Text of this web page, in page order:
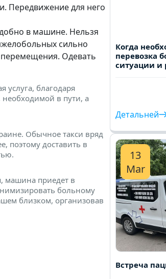
Передвижение для него
в машине. Нельзя
сильно
перемещения. Одевать
услуга, благодаря
в пути, а
Обычное такси вряд
поэтому доставить в
машина приедет в
больному
близком, организовав
Когда
перевозка
ситуации и
Детальней
Встреча